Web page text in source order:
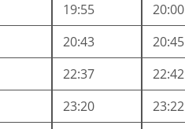
19:55 20:00
20:43 20:45
22:37 22:42
23:20 23:22